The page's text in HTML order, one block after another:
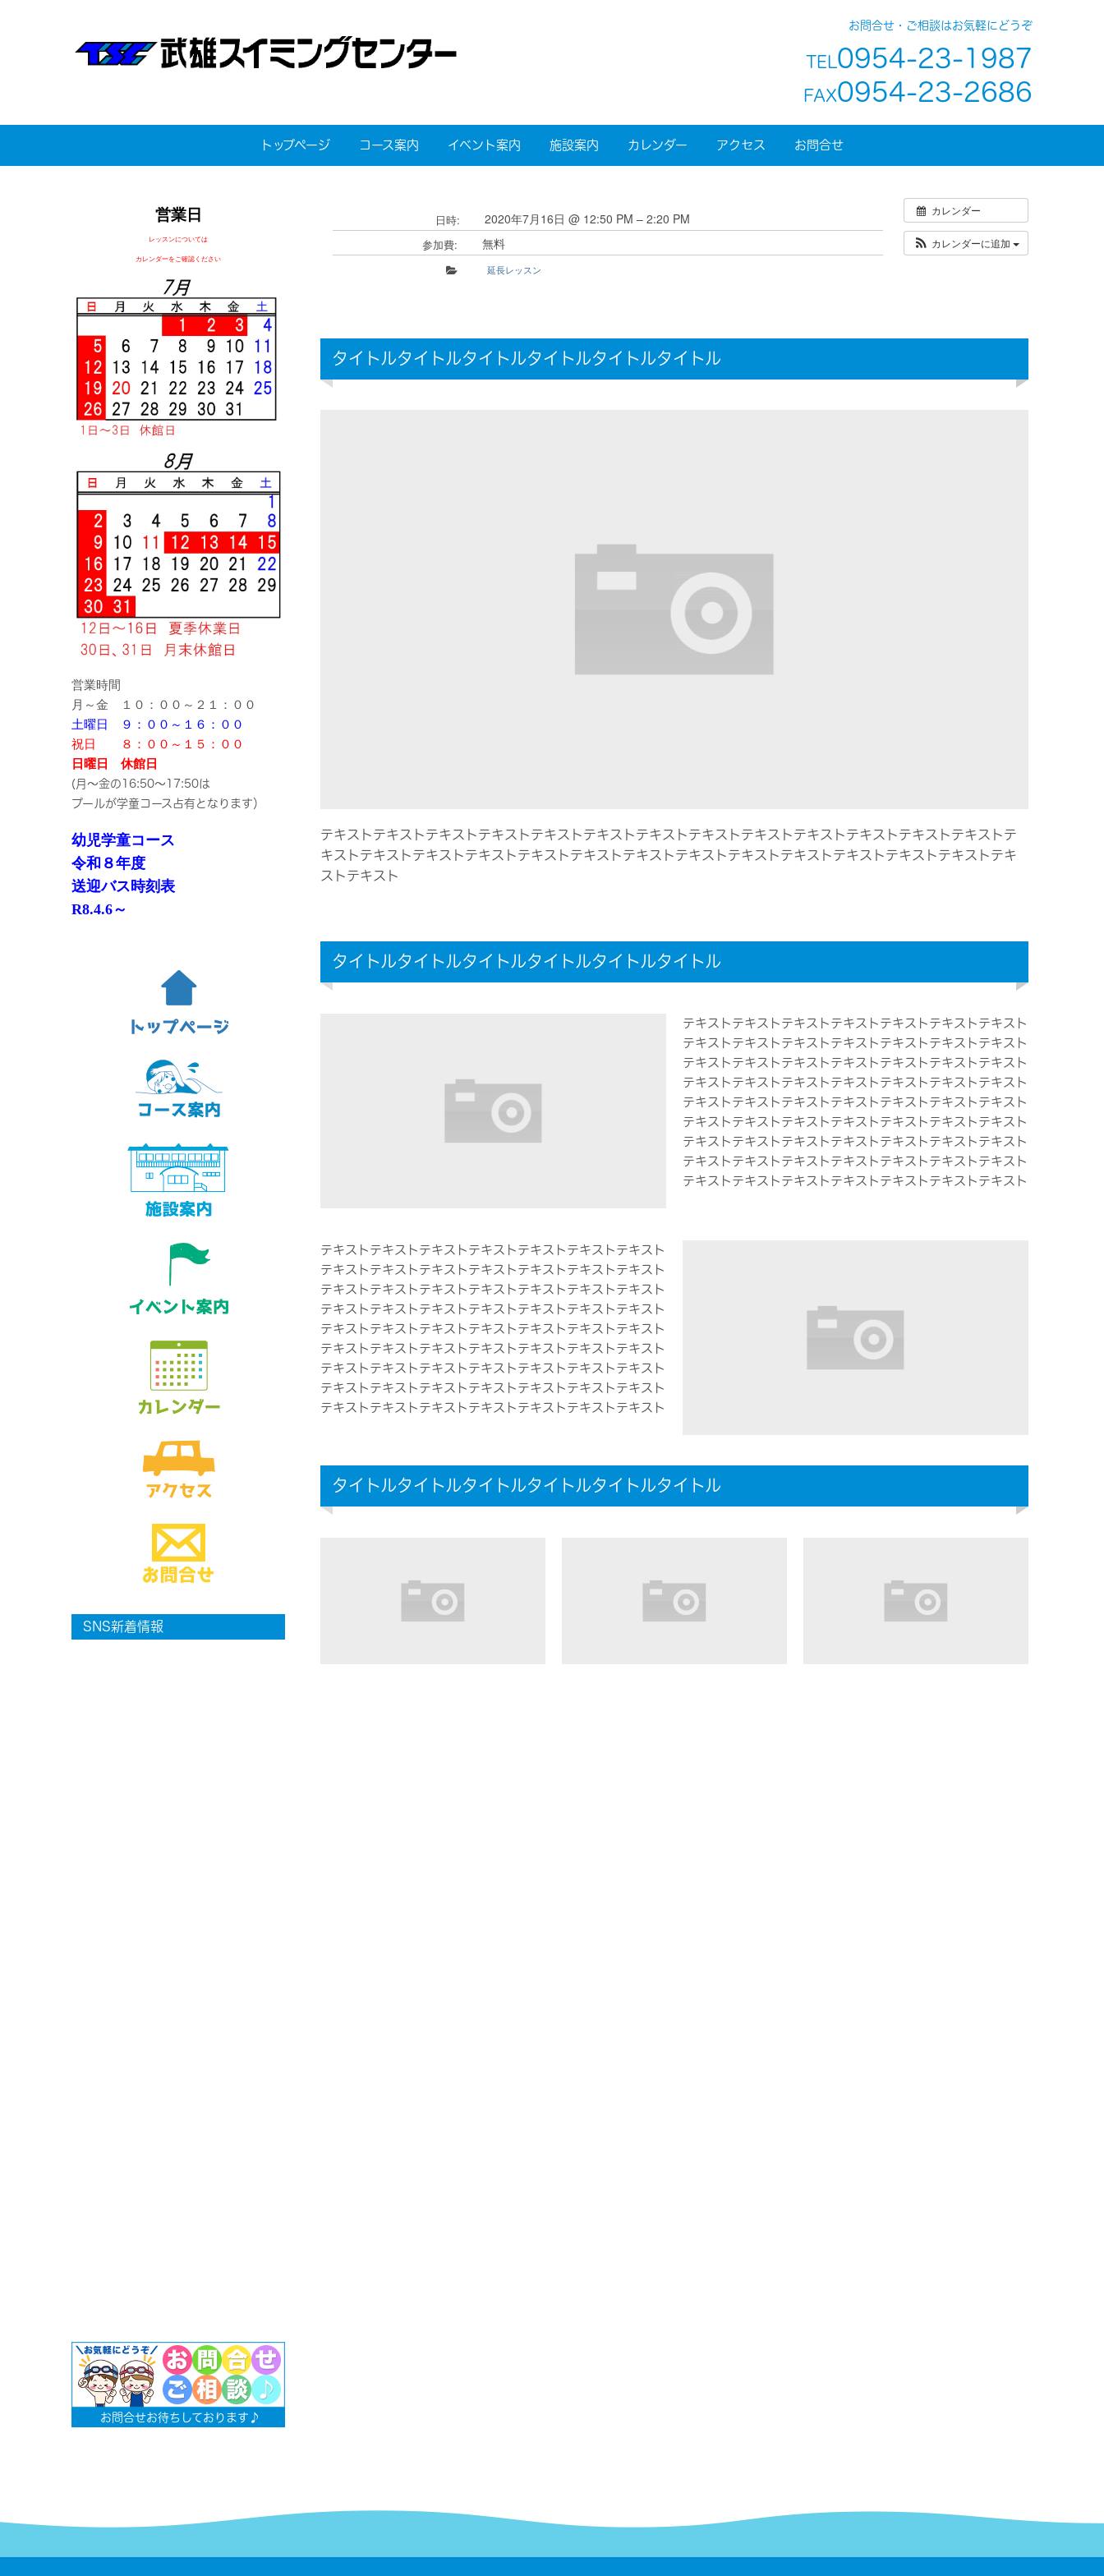
お問合せ・ご相談はお気軽にどうぞ
TEL0954-23-1987
FAX0954-23-2686
トップページ コース案内 イベント案内 施設案内 カレンダー アクセス お問合せ
カレンダー
カレンダーに追加
日時: 2020年7月16日 @ 12:50 PM – 2:20 PM
参加費: 無料
延長レッスン
タイトルタイトルタイトルタイトルタイトルタイトル
テキストテキストテキストテキストテキストテキストテキストテキストテキストテキストテキストテキストテキストテ
キストテキストテキストテキストテキストテキストテキストテキストテキストテキストテキストテキストテキストテキ
ストテキスト
タイトルタイトルタイトルタイトルタイトルタイトル
テキストテキストテキストテキストテキストテキストテキスト
テキストテキストテキストテキストテキストテキストテキスト
テキストテキストテキストテキストテキストテキストテキスト
テキストテキストテキストテキストテキストテキストテキスト
テキストテキストテキストテキストテキストテキストテキスト
テキストテキストテキストテキストテキストテキストテキスト
テキストテキストテキストテキストテキストテキストテキスト
テキストテキストテキストテキストテキストテキストテキスト
テキストテキストテキストテキストテキストテキストテキスト
テキストテキストテキストテキストテキストテキストテキスト
テキストテキストテキストテキストテキストテキストテキスト
テキストテキストテキストテキストテキストテキストテキスト
テキストテキストテキストテキストテキストテキストテキスト
テキストテキストテキストテキストテキストテキストテキスト
テキストテキストテキストテキストテキストテキストテキスト
テキストテキストテキストテキストテキストテキストテキスト
テキストテキストテキストテキストテキストテキストテキスト
テキストテキストテキストテキストテキストテキストテキスト
タイトルタイトルタイトルタイトルタイトルタイトル
営業日
レッスンについては
カレンダーをご確認ください
営業時間
月～金 １０：００～２１：００
土曜日 ９：００～１６：００
祝日 ８：００～１５：００
日曜日 休館日
(月～金の16:50～17:50は
プールが学童コース占有となります）
幼児学童コース
令和８年度
送迎バス時刻表
R8.4.6～
SNS新着情報
お問合せお待ちしております♪